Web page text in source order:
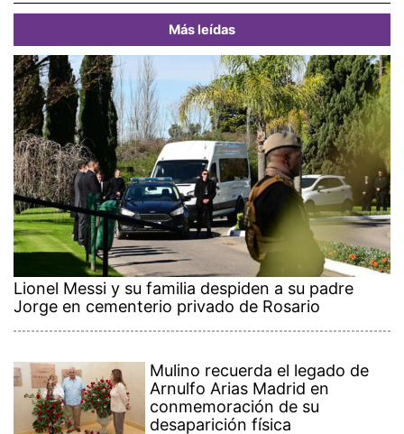
Más leídas
Lionel Messi y su familia despiden a su padre
Jorge en cementerio privado de Rosario
Mulino recuerda el legado de
Arnulfo Arias Madrid en
conmemoración de su
desaparición física